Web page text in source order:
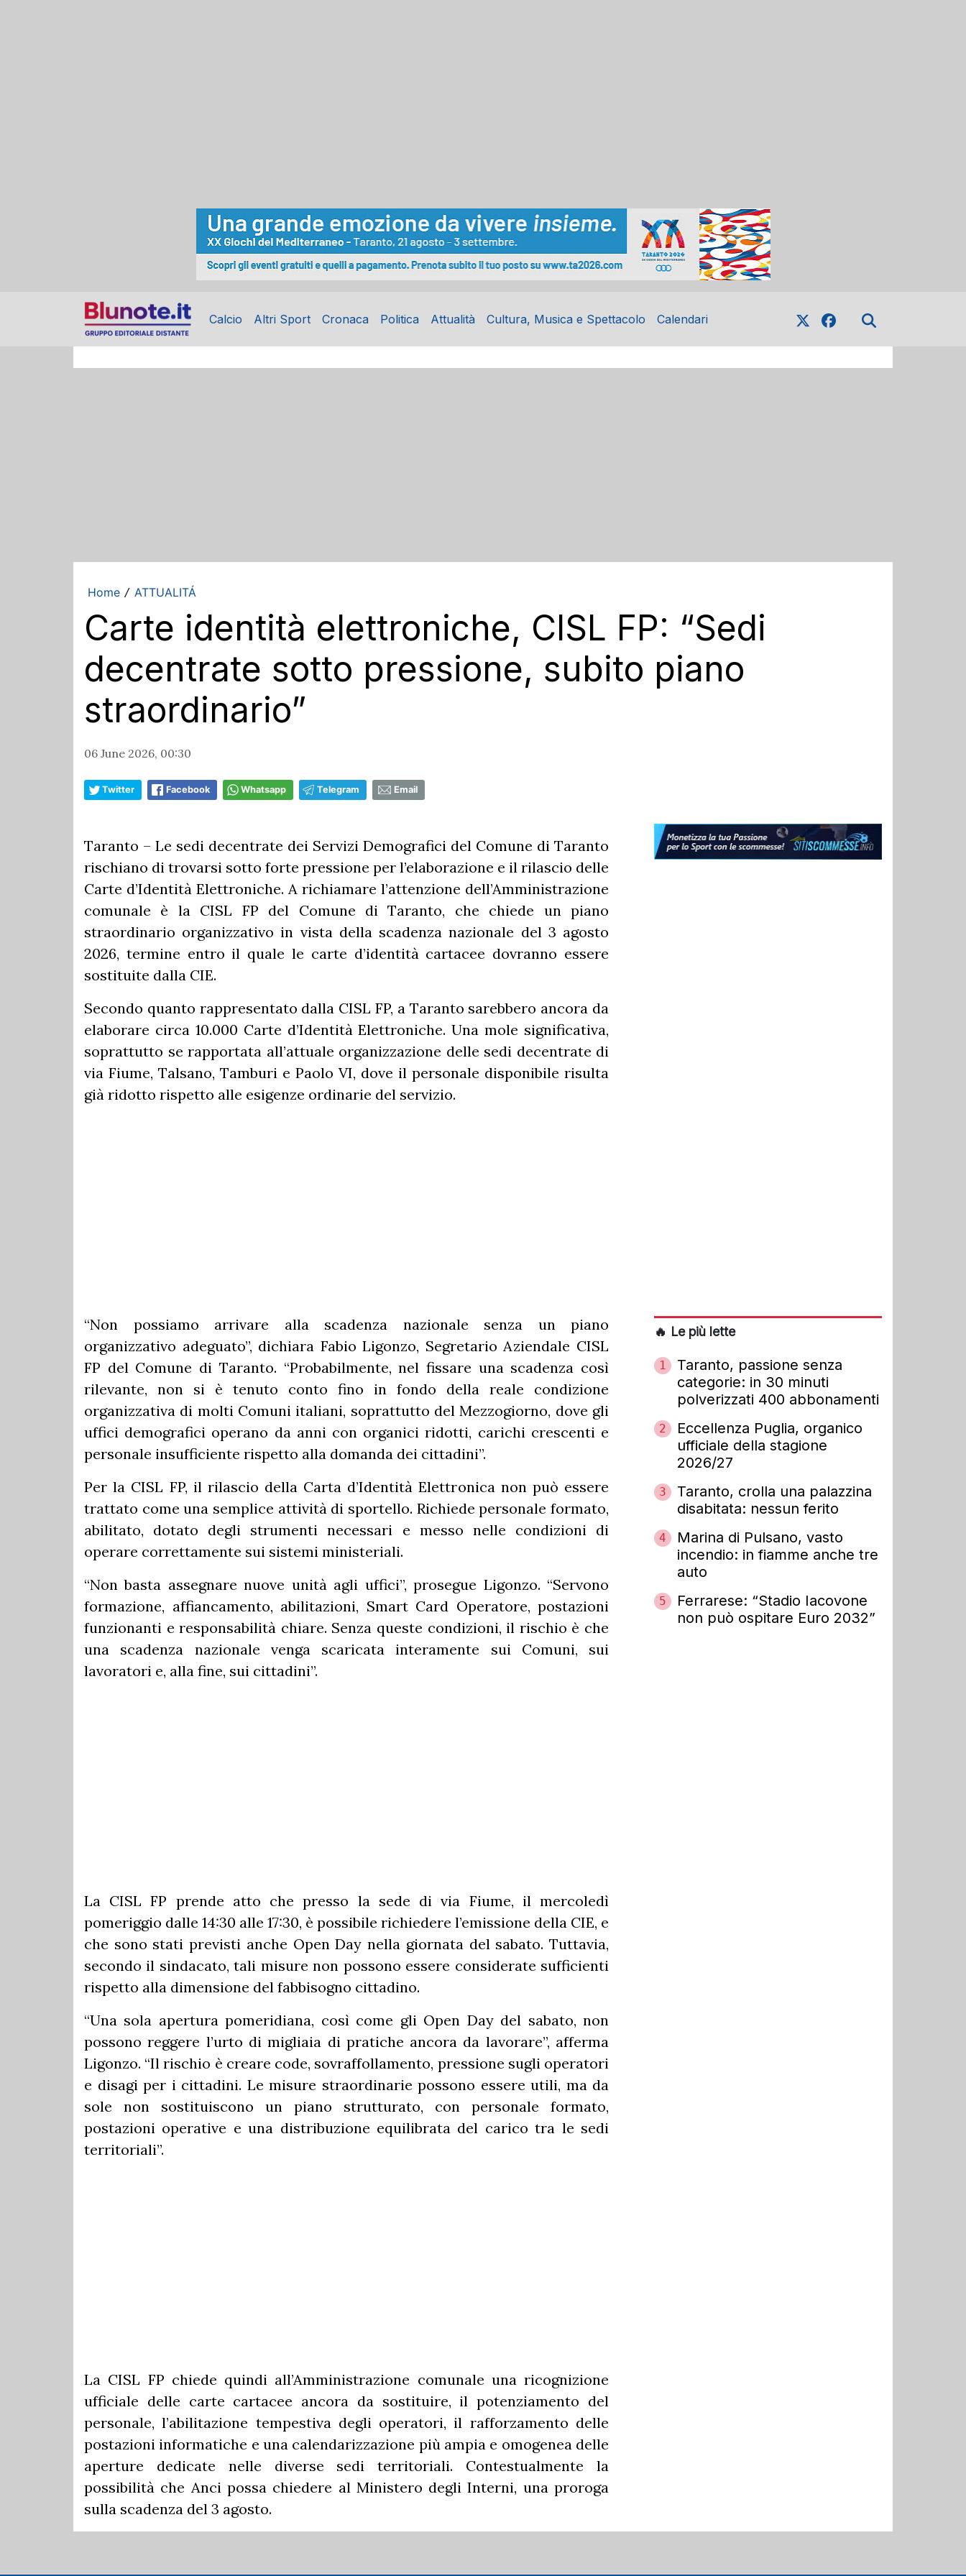
Calcio Altri Sport Cronaca Politica Attualità Cultura, Musica e Spettacolo Calendari
Home / ATTUALITÁ
Carte identità elettroniche, CISL FP: “Sedi
decentrate sotto pressione, subito piano
straordinario”
06 June 2026, 00:30
Twitter Facebook Whatsapp Telegram Email
Taranto – Le sedi decentrate dei Servizi Demografici del Comune di Taranto
rischiano di trovarsi sotto forte pressione per l’elaborazione e il rilascio delle
Carte d’Identità Elettroniche. A richiamare l’attenzione dell’Amministrazione
comunale è la CISL FP del Comune di Taranto, che chiede un piano
straordinario organizzativo in vista della scadenza nazionale del 3 agosto
2026, termine entro il quale le carte d’identità cartacee dovranno essere
sostituite dalla CIE.
Secondo quanto rappresentato dalla CISL FP, a Taranto sarebbero ancora da
elaborare circa 10.000 Carte d’Identità Elettroniche. Una mole significativa,
soprattutto se rapportata all’attuale organizzazione delle sedi decentrate di
via Fiume, Talsano, Tamburi e Paolo VI, dove il personale disponibile risulta
già ridotto rispetto alle esigenze ordinarie del servizio.
“Non possiamo arrivare alla scadenza nazionale senza un piano
organizzativo adeguato”, dichiara Fabio Ligonzo, Segretario Aziendale CISL
FP del Comune di Taranto. “Probabilmente, nel fissare una scadenza così
rilevante, non si è tenuto conto fino in fondo della reale condizione
organizzativa di molti Comuni italiani, soprattutto del Mezzogiorno, dove gli
uffici demografici operano da anni con organici ridotti, carichi crescenti e
personale insufficiente rispetto alla domanda dei cittadini”.
Per la CISL FP, il rilascio della Carta d’Identità Elettronica non può essere
trattato come una semplice attività di sportello. Richiede personale formato,
abilitato, dotato degli strumenti necessari e messo nelle condizioni di
operare correttamente sui sistemi ministeriali.
“Non basta assegnare nuove unità agli uffici”, prosegue Ligonzo. “Servono
formazione, affiancamento, abilitazioni, Smart Card Operatore, postazioni
funzionanti e responsabilità chiare. Senza queste condizioni, il rischio è che
una scadenza nazionale venga scaricata interamente sui Comuni, sui
lavoratori e, alla fine, sui cittadini”.
La CISL FP prende atto che presso la sede di via Fiume, il mercoledì
pomeriggio dalle 14:30 alle 17:30, è possibile richiedere l’emissione della CIE, e
che sono stati previsti anche Open Day nella giornata del sabato. Tuttavia,
secondo il sindacato, tali misure non possono essere considerate sufficienti
rispetto alla dimensione del fabbisogno cittadino.
“Una sola apertura pomeridiana, così come gli Open Day del sabato, non
possono reggere l’urto di migliaia di pratiche ancora da lavorare”, afferma
Ligonzo. “Il rischio è creare code, sovraffollamento, pressione sugli operatori
e disagi per i cittadini. Le misure straordinarie possono essere utili, ma da
sole non sostituiscono un piano strutturato, con personale formato,
postazioni operative e una distribuzione equilibrata del carico tra le sedi
territoriali”.
La CISL FP chiede quindi all’Amministrazione comunale una ricognizione
ufficiale delle carte cartacee ancora da sostituire, il potenziamento del
personale, l’abilitazione tempestiva degli operatori, il rafforzamento delle
postazioni informatiche e una calendarizzazione più ampia e omogenea delle
aperture dedicate nelle diverse sedi territoriali. Contestualmente la
possibilità che Anci possa chiedere al Ministero degli Interni, una proroga
sulla scadenza del 3 agosto.
🔥 Le più lette
1
Taranto, passione senza
categorie: in 30 minuti
polverizzati 400 abbonamenti
2
Eccellenza Puglia, organico
ufficiale della stagione
2026/27
3
Taranto, crolla una palazzina
disabitata: nessun ferito
4
Marina di Pulsano, vasto
incendio: in fiamme anche tre
auto
5
Ferrarese: “Stadio Iacovone
non può ospitare Euro 2032”